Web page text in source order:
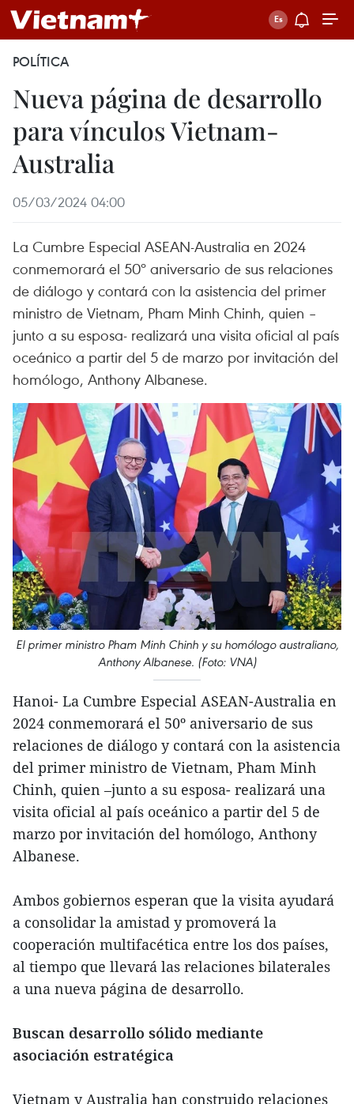
POLÍTICA
Nueva página de desarrollo
para vínculos Vietnam-
Australia
05/03/2024 04:00
La Cumbre Especial ASEAN-Australia en 2024
conmemorará el 50º aniversario de sus relaciones
de diálogo y contará con la asistencia del primer
ministro de Vietnam, Pham Minh Chinh, quien –
junto a su esposa- realizará una visita oficial al país
oceánico a partir del 5 de marzo por invitación del
homólogo, Anthony Albanese.
El primer ministro Pham Minh Chinh y su homólogo australiano,
Anthony Albanese. (Foto: VNA)
Hanoi- La Cumbre Especial ASEAN-Australia en
2024 conmemorará el 50º aniversario de sus
relaciones de diálogo y contará con la asistencia
del primer ministro de Vietnam, Pham Minh
Chinh, quien –junto a su esposa- realizará una
visita oficial al país oceánico a partir del 5 de
marzo por invitación del homólogo, Anthony
Albanese.
Ambos gobiernos esperan que la visita ayudará
a consolidar la amistad y promoverá la
cooperación multifacética entre los dos países,
al tiempo que llevará las relaciones bilaterales
a una nueva página de desarrollo.
Buscan desarrollo sólido mediante
asociación estratégica
Vietnam y Australia han construido relaciones